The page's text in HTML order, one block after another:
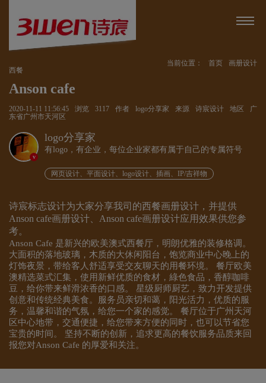
当前位置： 首页
画册设计
西餐
Anson cafe
2020-11-11 11:56:45 浏览 3117 作者 logo分享家 来源 诗宸设计 地区
广
东省广州市天河区
v
logo分享家
有logo，有企业，每位企业家都有属于自己的专属符号
网页设计、平面设计、logo设计、插画、IP/吉祥物
诗宸标志设计为大家分享我司的西餐画册设计，并提供
Anson cafe画册设计、Anson cafe画册设计应用效果供您参
考。
Anson Cafe 是新兴的欧美澳式西餐厅，明朗优雅的装修格调。
大面积的落地玻璃，木质的大休闲阳台，饱览商业中心晚上的
灯饰夜景，带给客人舒适享受交友聊天的用餐环境。 餐厅欧美
澳精选菜式汇集，使用新鲜优质的食材，綠色食品，香醇咖啡
豆，给你带来鲜滑浓香的口感。 星级厨师厨艺，致力开发提供
创意和传统经典美食。服务员亲切和蔼，阳光活力，优质的服
务，温馨和谐的气氛，给您一个家的感觉。 餐厅位于广州天河
区中心地带，交通便捷，给您带来方便的同时，也可以节省您
宝贵的时间。 坚持不断的创新，追求更高的餐饮服务品质来回
报您对Anson Cafe 的厚爱和关注。